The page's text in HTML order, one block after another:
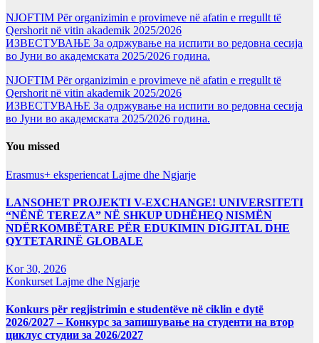
NJOFTIM Për organizimin e provimeve në afatin e rregullt të
Qershorit në vitin akademik 2025/2026
ИЗВЕСТУВАЊЕ За одржување на испити во редовна сесија
во Јуни во академската 2025/2026 година.
NJOFTIM Për organizimin e provimeve në afatin e rregullt të
Qershorit në vitin akademik 2025/2026
ИЗВЕСТУВАЊЕ За одржување на испити во редовна сесија
во Јуни во академската 2025/2026 година.
You missed
Erasmus+ eksperiencat Lajme dhe Ngjarje
LANSOHET PROJEKTI V-EXCHANGE! UNIVERSITETI
“NËNË TEREZA” NË SHKUP UDHËHEQ NISMËN
NDËRKOMBËTARE PËR EDUKIMIN DIGJITAL DHE
QYTETARINË GLOBALE
Kor 30, 2026
Konkurset Lajme dhe Ngjarje
Konkurs për regjistrimin e studentëve në ciklin e dytë
2026/2027 – Конкурс за запишување на студенти на втор
циклус студии за 2026/2027